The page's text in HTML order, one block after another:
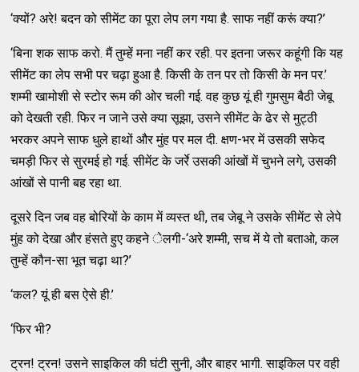
‘क्यों? अरे! बदन को सीमेंट का पूरा लेप लग गया है. साफ नहीं करूं क्या?’
‘बिना शक साफ करो. मैं तुम्हें मना नहीं कर रही. पर इतना जरूर कहूंगी कि यह
सीमेंट का लेप सभी पर चढ़ा हुआ है. किसी के तन पर तो किसी के मन पर.’
शम्मी खामोशी से स्टोर रूम की ओर चली गई. वह कुछ यूं ही गुमसुम बैठी जेबू
को देखती रही. फिर न जाने उसे क्या सूझा, उसने सीमेंट के ढेर से मुट्ठी
भरकर अपने साफ धुले हाथों और मुंह पर मल दी. क्षण-भर में उसकी सफेद
चमड़ी फिर से सुरमई हो गई. सीमेंट के जर्रे उसकी आंखों में चुभने लगे, उसकी
आंखों से पानी बह रहा था.
दूसरे दिन जब वह बोरियों के काम में व्यस्त थी, तब जेबू ने उसके सीमेंट से लेपे
मुंह को देखा और हंसते हुए कहने ेलगी-‘अरे शम्मी, सच में ये तो बताओ, कल
तुम्हें कौन-सा भूत चढ़ा था?’
‘कल? यूं ही बस ऐसे ही.’
‘फिर भी?
ट्रन! ट्रन! उसने साइकिल की घंटी सुनी, और बाहर भागी. साइकिल पर वही